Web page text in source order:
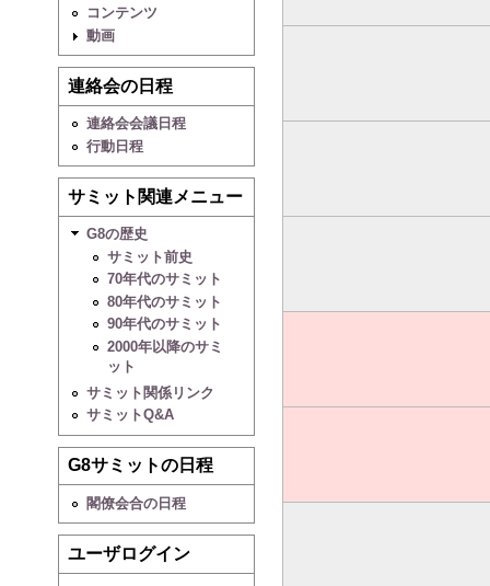
コンテンツ
動画
連絡会の日程
連絡会会議日程
行動日程
サミット関連メニュー
G8の歴史
サミット前史
70年代のサミット
80年代のサミット
90年代のサミット
2000年以降のサミ
ット
サミット関係リンク
サミットQ&A
G8サミットの日程
閣僚会合の日程
ユーザログイン